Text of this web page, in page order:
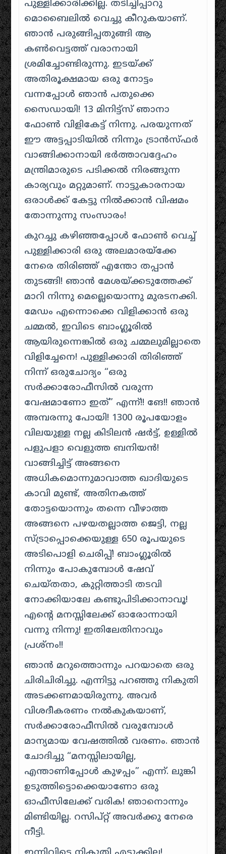
പുള്ളിക്കാരിക്കില്ല. തടിച്ചിപ്പാറു
മൊബൈലിൽ വെച്ചു കീറുകയാണ്.
ഞാൻ പരുങ്ങിപ്പതുങ്ങി ആ
കൺവെട്ടത്ത് വരാനായി
ശ്രമിച്ചോണ്ടിരുന്നു. ഇടയ്ക്ക്
അതിരൂക്ഷമായ ഒരു നോട്ടം
വന്നപ്പോൾ ഞാൻ പതുക്കെ
സൈഡായി! 13 മിനിട്ട്സ് ഞാനാ
ഫോൺ വിളികേട്ട് നിന്നു. പരയുന്നത്
ഈ അട്ടപ്പാടിയിൽ നിന്നും ട്രാൻസ്ഫർ
വാങ്ങിക്കാനായി ഭർത്താവദ്ദേഹം
മന്ത്രിമാരുടെ പടിക്കൽ നിരങ്ങുന്ന
കാര്യവും മറ്റുമാണ്. നാട്ടുകാരനായ
ഒരാൾക്ക് കേട്ടു നിൽക്കാൻ വിഷമം
തോന്നുന്നു സംസാരം!
കുറച്ചു കഴിഞ്ഞപ്പോൾ ഫോൺ വെച്ച്
പുള്ളിക്കാരി ഒരു അലമാരയ്ക്കേ
നേരെ തിരിഞ്ഞ് എന്തോ തപ്പാൻ
തുടങ്ങി! ഞാൻ മേശയ്ക്കടുത്തേക്ക്
മാറി നിന്നു മെല്ലെയൊന്നു മുരടനക്കി.
മേഡം എന്നൊക്കെ വിളിക്കാൻ ഒരു
ചമ്മൽ, ഇവിടെ ബാംഗ്ലൂരിൽ
ആയിരുന്നെങ്കിൽ ഒരു ചമ്മലുമില്ലാതെ
വിളിച്ചേനെ! പുള്ളിക്കാരി തിരിഞ്ഞ്
നിന്ന് ഒരുചോദ്യം “ഒരു
സർക്കാരോഫീസിൽ വരുന്ന
വേഷമാണോ ഇത്” എന്ന്!! ങേ!! ഞാൻ
അമ്പരന്നു പോയി! 1300 രൂപയോളം
വിലയുള്ള നല്ല കിടിലൻ ഷർട്ട്, ഉള്ളിൽ
പളുപളാ വെളുത്ത ബനിയൻ!
വാങ്ങിച്ചിട്ട് അങ്ങനെ
അധികമൊന്നുമാവാത്ത ഖാദിയുടെ
കാവി മുണ്ട്, അതിനകത്ത്
തോട്ടയൊന്നും തന്നെ വീഴാത്ത
അങ്ങനെ പഴയതല്ലാത്ത ജെട്ടി, നല്ല
സ്ട്രാപ്പൊക്കെയുള്ള 650 രൂപയുടെ
അടിപൊളി ചെരിപ്പ്! ബാംഗ്ലൂരിൽ
നിന്നും പോകുമ്പോൾ ഷേവ്
ചെയ്തതാ, കുറ്റിത്താടി തടവി
നോക്കിയാലേ കണ്ടുപിടിക്കാനാവൂ!
എന്റെ മനസ്സിലേക്ക് ഓരോന്നായി
വന്നു നിന്നു! ഇതിലേതിനാവും
പ്രശ്നം!!
ഞാൻ മറുത്തൊന്നും പറയാതെ ഒരു
ചിരിചിരിച്ചു. എന്നിട്ടു പറഞ്ഞു നികുതി
അടക്കണമായിരുന്നു. അവർ
വിശദീകരണം നൽകുകയാണ്,
സർക്കാരോഫീസിൽ വരുമ്പോൾ
മാന്യമായ വേഷത്തിൽ വരണം. ഞാൻ
ചോദിച്ചു “മനസ്സിലായില്ല,
എന്താണിപ്പോൾ കുഴപ്പം” എന്ന്. ലുങ്കി
ഉടുത്തിട്ടൊക്കെയാണോ ഒരു
ഓഫീസിലേക്ക് വരിക! ഞാനൊന്നും
മിണ്ടിയില്ല. റസിപ്റ്റ് അവർക്കു നേരെ
നീട്ടി.